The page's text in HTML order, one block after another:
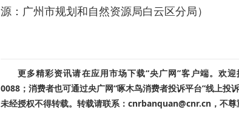
源：广州市规划和自然资源局白云区分局）
更多精彩资讯请在应用市场下载“央广网”客户端。欢
0088；消费者也可通过央广网“啄木鸟消费者投诉平台”线上投
未经授权不得转载。转载请联系：cnrbanquan@cnr.cn，不尊